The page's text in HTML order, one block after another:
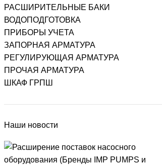
РАСШИРИТЕЛЬНЫЕ БАКИ
ВОДОПОДГОТОВКА
ПРИБОРЫ УЧЕТА
ЗАПОРНАЯ АРМАТУРА
РЕГУЛИРУЮЩАЯ АРМАТУРА
ПРОЧАЯ АРМАТУРА
ШКАФ ГРПШ
Наши новости